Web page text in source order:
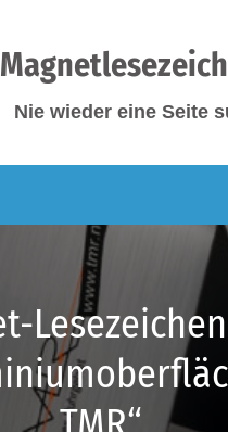
Nie wieder eine Seite